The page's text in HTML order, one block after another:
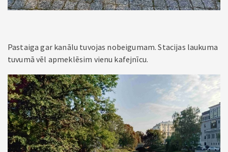
Pastaiga gar kanālu tuvojas nobeigumam. Stacijas laukuma
tuvumā vēl apmeklēsim vienu kafejnīcu.